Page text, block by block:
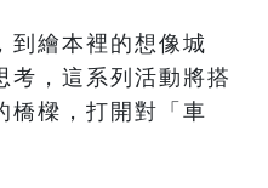
到繪本裡的想像城
考，這系列活動將搭
橋樑，打開對「車